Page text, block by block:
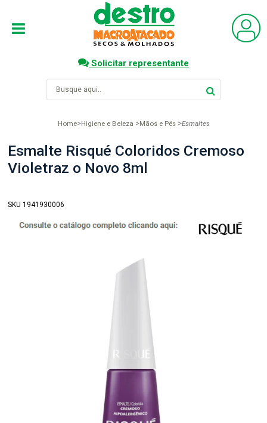
Solicitar representante
Home Higiene e Beleza Mãos e Pés Esmaltes
Esmalte Risqué Coloridos Cremoso
Violetraz o Novo 8ml
SKU 1941930006